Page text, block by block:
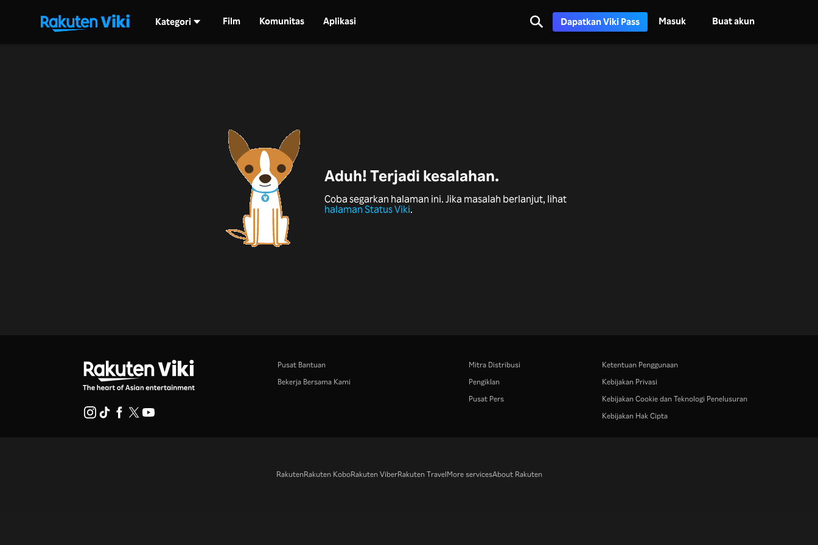
Kategori Film Komunitas Aplikasi Dapatkan Viki Pass Masuk Buat akun
Aduh! Terjadi kesalahan.
Coba segarkan halaman ini. Jika masalah berlanjut, lihat
halaman Status Viki.
Pusat Bantuan
Bekerja Bersama Kami
Mitra Distribusi
Pengiklan
Pusat Pers
Ketentuan Penggunaan
Kebijakan Privasi
Kebijakan Cookie dan Teknologi Penelusuran
Kebijakan Hak Cipta
RakutenRakuten KoboRakuten ViberRakuten TravelMore servicesAbout Rakuten